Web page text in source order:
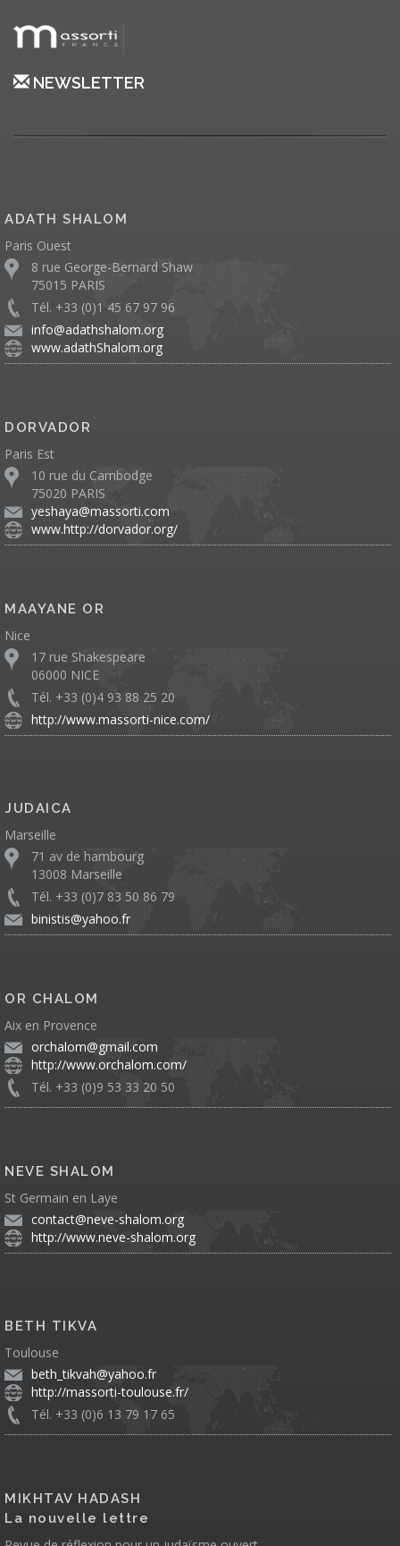
NEWSLETTER
ADATH SHALOM
Paris Ouest
8 rue George-Bernard Shaw
75015 PARIS
Tél. +33 (0)1 45 67 97 96
info@adathshalom.org
www.adathShalom.org
DORVADOR
Paris Est
10 rue du Cambodge
75020 PARIS
yeshaya@massorti.com
www.http://dorvador.org/
MAAYANE OR
Nice
17 rue Shakespeare
06000 NICE
Tél. +33 (0)4 93 88 25 20
http://www.massorti-nice.com/
JUDAICA
Marseille
71 av de hambourg
13008 Marseille
Tél. +33 (0)7 83 50 86 79
binistis@yahoo.fr
OR CHALOM
Aix en Provence
orchalom@gmail.com
http://www.orchalom.com/
Tél. +33 (0)9 53 33 20 50
NEVE SHALOM
St Germain en Laye
contact@neve-shalom.org
http://www.neve-shalom.org
BETH TIKVA
Toulouse
beth_tikvah@yahoo.fr
http://massorti-toulouse.fr/
Tél. +33 (0)6 13 79 17 65
MIKHTAV HADASH
La nouvelle lettre